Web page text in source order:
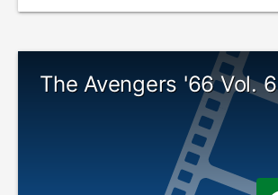
The Avengers '66 Vol. 6